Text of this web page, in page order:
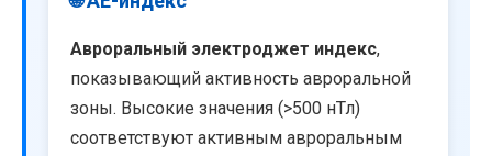
Авроральный электроджет индекс,
показывающий активность авроральной
зоны. Высокие значения (>500 нТл)
соответствуют активным авроральным